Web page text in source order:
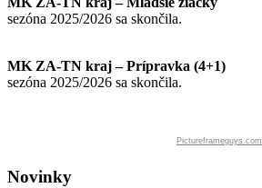
sezóna 2025/2026 sa skončila.
MK ZA-TN kraj – Prípravka (4+1)
sezóna 2025/2026 sa skončila.
Pictureframeguys.com
Novinky